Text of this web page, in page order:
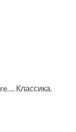
Классика.